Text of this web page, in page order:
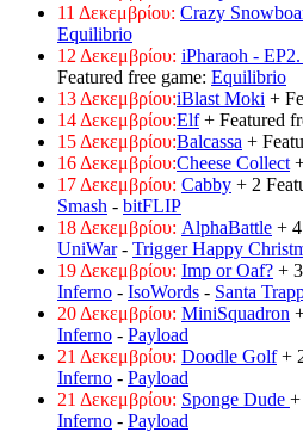
11 Δεκεμβρίου: Crazy
Equilibrio
12 Δεκεμβρίου: iPharaoh -
Featured free game: Equilibrio
13 Δεκεμβρίου:iBlast Moki +
14 Δεκεμβρίου:Elf+ Featured
15 Δεκεμβρίου:Balcassa +
16 Δεκεμβρίου:Cheese Collect
17 Δεκεμβρίου: Cabby + 2
Smash - bitFLIP
18 Δεκεμβρίου: AlphaBattle +
UniWar- Trigger Happy
19 Δεκεμβρίου: Imp or Oaf? +
Inferno - IsoWords - Santa
20 Δεκεμβρίου: MiniSquadron
Inferno - Payload
21 Δεκεμβρίου: Doodle Golf+
Inferno - Payload
21 Δεκεμβρίου: Sponge Dude +
Inferno - Payload